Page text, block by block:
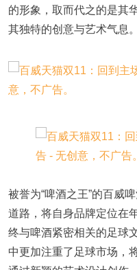
的形象，取而代之的是其
其独特的创意与艺术气息。
被誉为“啤酒之王”的百威
道路，将自身品牌定位在
终与啤酒紧密相关的足球
中更加注重了足球市场，